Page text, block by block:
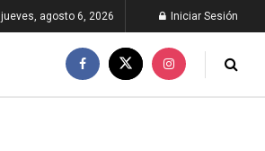
jueves, agosto 6, 2026 Iniciar Sesión